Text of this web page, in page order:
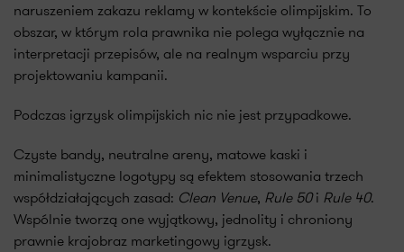
naruszeniem zakazu reklamy w kontekście olimpijskim. To
obszar, w którym rola prawnika nie polega wyłącznie na
interpretacji przepisów, ale na realnym wsparciu przy
projektowaniu kampanii.
Podczas igrzysk olimpijskich nic nie jest przypadkowe.
Czyste bandy, neutralne areny, matowe kaski i
minimalistyczne logotypy są efektem stosowania trzech
współdziałających zasad: Clean Venue, Rule 50i Rule 40.
Wspólnie tworzą one wyjątkowy, jednolity i chroniony
prawnie krajobraz marketingowy igrzysk.